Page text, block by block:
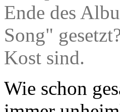
Ende des
Song"
Kost sind.
Wie schon